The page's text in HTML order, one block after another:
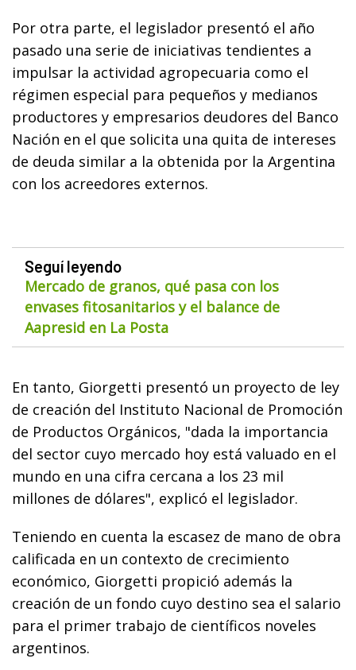
Por otra parte, el legislador presentó el año
pasado una serie de iniciativas tendientes a
impulsar la actividad agropecuaria como el
régimen especial para pequeños y medianos
productores y empresarios deudores del Banco
Nación en el que solicita una quita de intereses
de deuda similar a la obtenida por la Argentina
con los acreedores externos.
Seguí leyendo
Mercado de granos, qué pasa con los
envases fitosanitarios y el balance de
Aapresid en La Posta
En tanto, Giorgetti presentó un proyecto de ley
de creación del Instituto Nacional de Promoción
de Productos Orgánicos, "dada la importancia
del sector cuyo mercado hoy está valuado en el
mundo en una cifra cercana a los 23 mil
millones de dólares", explicó el legislador.
Teniendo en cuenta la escasez de mano de obra
calificada en un contexto de crecimiento
económico, Giorgetti propició además la
creación de un fondo cuyo destino sea el salario
para el primer trabajo de científicos noveles
argentinos.